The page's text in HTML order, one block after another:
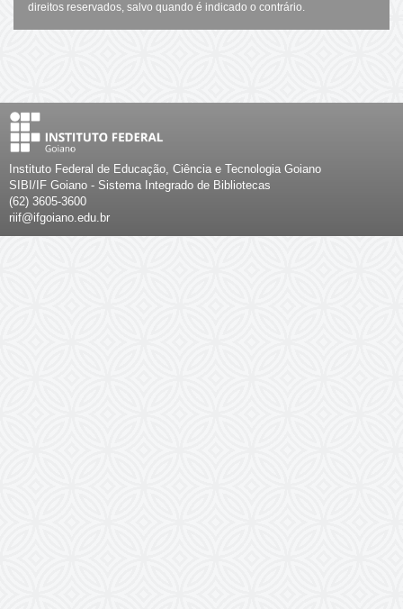
direitos reservados, salvo quando é indicado o contrário.
Instituto Federal de Educação, Ciência e Tecnologia Goiano
SIBI/IF Goiano - Sistema Integrado de Bibliotecas
(62) 3605-3600
riif@ifgoiano.edu.br